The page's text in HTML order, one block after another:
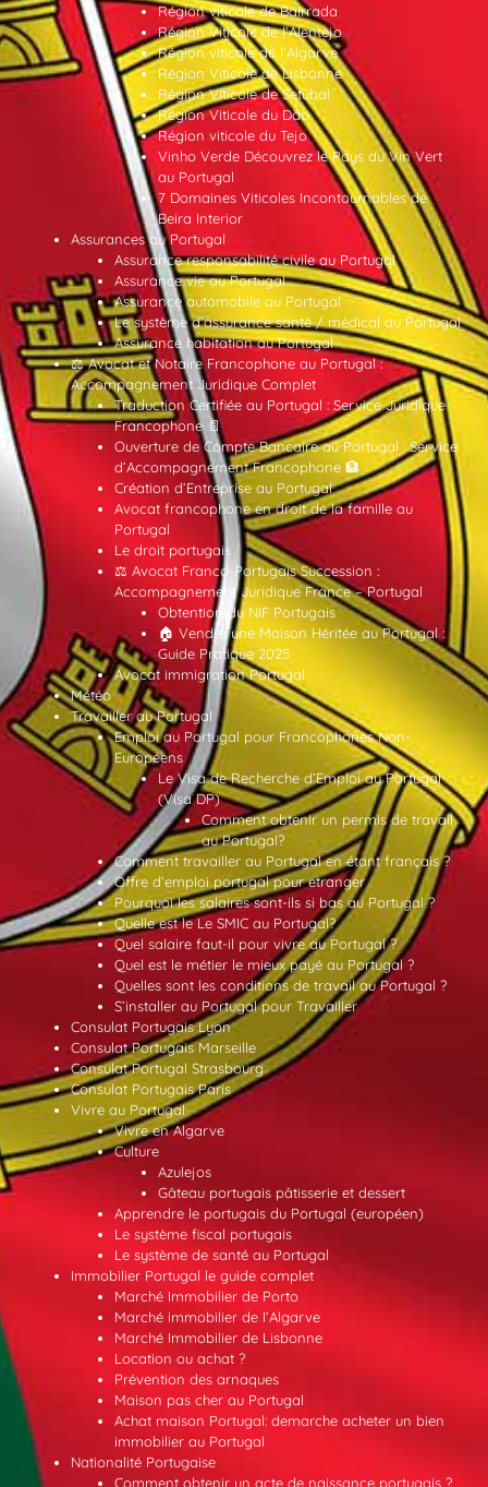
Région viticole de Bairrada
Région Viticole de l’Alentejo
Région viticole de l’Algarve
Région Viticole de Lisbonne
Région Viticole de Setúbal
Région Viticole du Dão
Région viticole du Tejo
Vinho Verde Découvrez le Pays du Vin Vert
au Portugal
7 Domaines Viticoles Incontournables de
Beira Interior
Assurances au Portugal
Assurance responsabilité civile au Portugal
Assurance vie au Portugal
Assurance automobile au Portugal
Le système d’assurance santé / médical au Portugal
Assurance habitation au Portugal
⚖️ Avocat et Notaire Francophone au Portugal :
Accompagnement Juridique Complet
Traduction Certifiée au Portugal : Service Juridique
Francophone 📄
Ouverture de Compte Bancaire au Portugal : Service
d’Accompagnement Francophone 🏦
Création d’Entreprise au Portugal
Avocat francophone en droit de la famille au
Portugal
Le droit portugais
⚖️ Avocat Franco-Portugais Succession :
Accompagnement Juridique France – Portugal
Obtention du NIF Portugais
🏠 Vendre une Maison Héritée au Portugal :
Guide Pratique 2025
Avocat immigration Portugal
Météo
Travailler au Portugal
Emploi au Portugal pour Francophones Non-
Européens
Le Visa de Recherche d’Emploi au Portugal
(Visa DP)
Comment obtenir un permis de travail
au Portugal?
Comment travailler au Portugal en étant français ?
Offre d’emploi portugal pour etranger
Pourquoi les salaires sont-ils si bas au Portugal ?
Quelle est le Le SMIC au Portugal?
Quel salaire faut-il pour vivre au Portugal ?
Quel est le métier le mieux payé au Portugal ?
Quelles sont les conditions de travail au Portugal ?
S’installer au Portugal pour Travailler
Consulat Portugais Lyon
Consulat Portugais Marseille
Consulat Portugal Strasbourg
Consulat Portugais Paris
Vivre au Portugal
Vivre en Algarve
Culture
Azulejos
Gâteau portugais pâtisserie et dessert
Apprendre le portugais du Portugal (européen)
Le système fiscal portugais
Le système de santé au Portugal
Immobilier Portugal le guide complet
Marché Immobilier de Porto
Marché immobilier de l’Algarve
Marché Immobilier de Lisbonne
Location ou achat ?
Prévention des arnaques
Maison pas cher au Portugal
Achat maison Portugal: demarche acheter un bien
immobilier au Portugal
Nationalité Portugaise
Comment obtenir un acte de naissance portugais ?